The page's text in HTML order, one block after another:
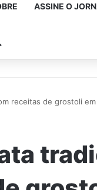
ASSINE O
skin
receitas de grostoli em